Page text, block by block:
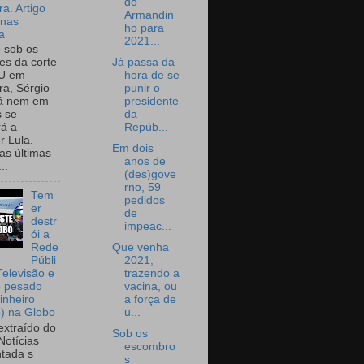
Artigo
sob os
da corte
em
Sérgio
nem em
se
a
Lula.
últimas
Tem
er
destr
ói a
Rede
Públi
e
pesado
na Globo
do
s
Armandin
ho para
2021...
Já passa da
hora de se
punir o
presidente
da
Repúb...
Em dois
anos de
(des)gove
rno, 59
pedidos
de
impeac...
Que venha
2021,
trazendo a
vacina, ou
a força de
u...
Sob os
escombro
s